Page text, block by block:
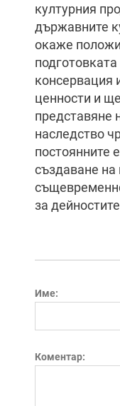
културния
държавните
окаже
консервация
ценности и
представяне
наследство
постоянните
създаване
за
Име:
Коментар: